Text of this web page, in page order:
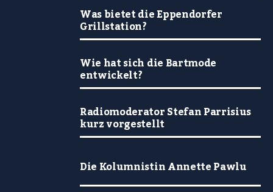
Was bietet die Eppendorfer
Grillstation?
Wie hat sich die Bartmode
entwickelt?
Radiomoderator Stefan Parrisius
kurz vorgestellt
Die Kolumnistin Annette Pawlu